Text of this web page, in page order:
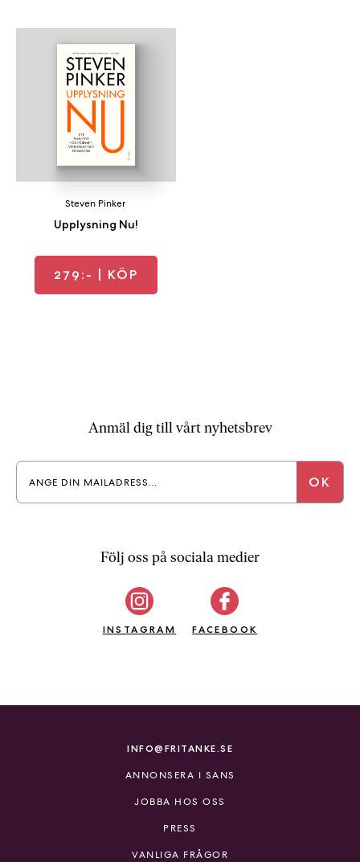
Upplysning Nu!
Steven Pinker
279:- | KÖP
Anmäl dig till vårt nyhetsbrev
Följ oss på sociala medier
INSTAGRAM FACEBOOK
INFO@FRITANKE.SE
ANNONSERA I SANS
JOBBA HOS OSS
PRESS
VANLIGA FRÅGOR